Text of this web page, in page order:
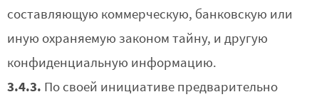
составляющую коммерческую, банковскую или
иную охраняемую законом тайну, и другую
конфиденциальную информацию.
3.4.3. По своей инициативе предварительно